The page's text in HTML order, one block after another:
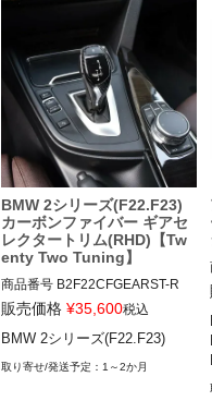
・M sportステアリングホイール
BMW 2シリーズ(F22.F23)
カーボンファイバー ギアセ
レクタートリム(RHD)【Tw
enty Two Tuning】
商品番号 B2F22CFGEARST-R
B2F22CFGEARST_R
12TTT"BMW F SERIES REPLA
CEMENT CARBON FIBRE GEA
販売価格 ¥35,600税込
BMW 2シリーズ(F22.F23)
1～2か月